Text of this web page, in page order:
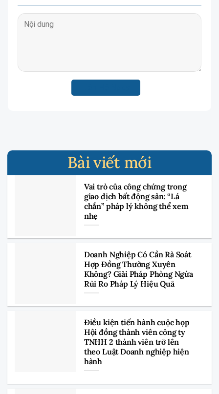
Bài viết mới
Vai trò của công chứng trong
giao dịch bất động sản: “Lá
chắn” pháp lý không thể xem
nhẹ
Doanh Nghiệp Có Cần Rà Soát
Hợp Đồng Thường Xuyên
Không? Giải Pháp Phòng Ngừa
Rủi Ro Pháp Lý Hiệu Quả
Điều kiện tiến hành cuộc họp
Hội đồng thành viên công ty
TNHH 2 thành viên trở lên
theo Luật Doanh nghiệp hiện
hành